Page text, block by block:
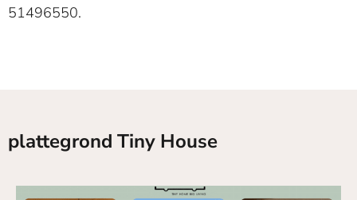
51496550.
plattegrond Tiny House